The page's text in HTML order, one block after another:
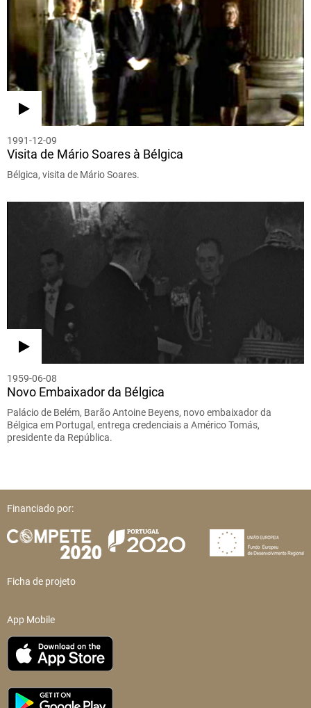
1991-12-09
Visita de Mário Soares à Bélgica
Bélgica, visita de Mário Soares.
1959-06-08
Novo Embaixador da Bélgica
Palácio de Belém, Barão Antoine Beyens, novo embaixador da
Bélgica em Portugal, entrega credenciais a Américo Tomás,
presidente da República.
Financiado por:
Ficha de projeto
App Mobile